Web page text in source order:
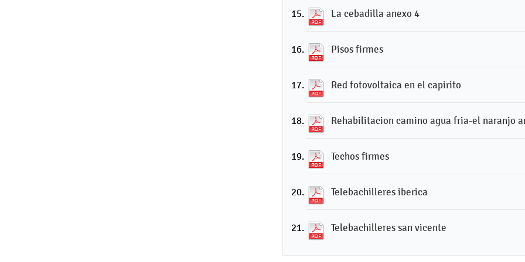
La cebadilla anexo 4
Pisos firmes
Red fotovoltaica en el capirito
Rehabilitacion camino agua fria-el naranjo
Techos firmes
Telebachilleres iberica
Telebachilleres san vicente